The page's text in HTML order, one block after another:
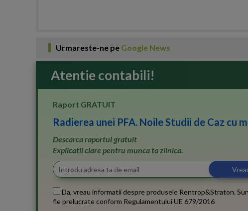
Urmareste-ne pe Google News
Atentie contabili!
Raport GRATUIT
Radierea unei PFA. Noile Studii de Caz cu
Descarca raportul gratuit
Explicatii clare pentru munca ta zilnica.
Da, vreau informatii despre produsele Rentrop&Straton.
fie prelucrate conform Regulamentului UE 679/2016